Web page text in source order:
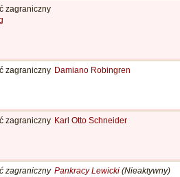
zagraniczny
zagraniczny Damiano Robingren
zagraniczny Karl Otto Schneider
zagraniczny Pankracy Lewicki (Nieaktywny)